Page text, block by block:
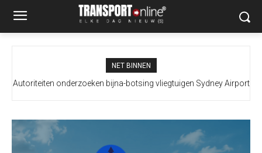
NET BINNEN
Autoriteiten onderzoeken bijna-botsing vliegtuigen Sydney Airport